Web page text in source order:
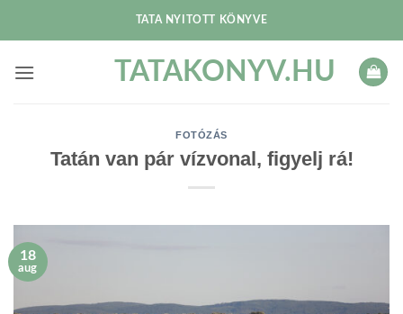
TATA NYITOTT KÖNYVE
TATAKONYV.HU
FOTÓZÁS
Tatán van pár vízvonal, figyelj rá!
18
aug